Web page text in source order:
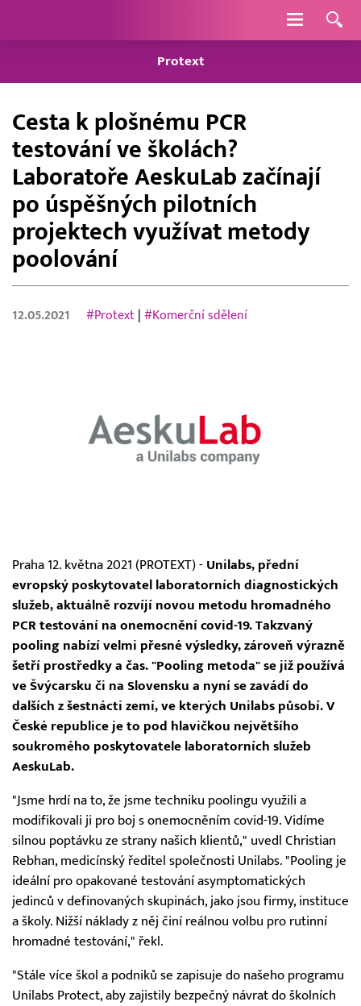
Navigace
Protext
Cesta k plošnému PCR
testování ve školách?
Laboratoře AeskuLab začínají
po úspěšných pilotních
projektech využívat metody
poolování
12.05.2021 #Protext |#Komerční sdělení
Praha 12. května 2021 (PROTEXT) - Unilabs, přední
evropský poskytovatel laboratorních diagnostických
služeb, aktuálně rozvíjí novou metodu hromadného
PCR testování na onemocnění covid-19. Takzvaný
pooling nabízí velmi přesné výsledky, zároveň výrazně
šetří prostředky a čas. "Pooling metoda" se již používá
ve Švýcarsku či na Slovensku a nyní se zavádí do
dalších z šestnácti zemí, ve kterých Unilabs působí. V
České republice je to pod hlavičkou největšího
soukromého poskytovatele laboratorních služeb
AeskuLab.
"Jsme hrdí na to, že jsme techniku poolingu využili a
modifikovali ji pro boj s onemocněním covid-19. Vidíme
silnou poptávku ze strany našich klientů," uvedl Christian
Rebhan, medicínský ředitel společnosti Unilabs. "Pooling je
ideální pro opakované testování asymptomatických
jedinců v definovaných skupinách, jako jsou firmy, instituce
a školy. Nižší náklady z něj činí reálnou volbu pro rutinní
hromadné testování," řekl.
"Stále více škol a podniků se zapisuje do našeho programu
Unilabs Protect, aby zajistily bezpečný návrat do školních